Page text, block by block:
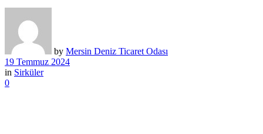
by Mersin Deniz Ticaret Odası
19 Temmuz 2024
in Sirküler
0